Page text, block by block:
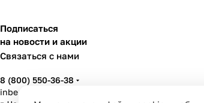
Подписаться
на новости и акции
Связаться с нами
8 (800) 550-36-38
inbenzo35@list.ru